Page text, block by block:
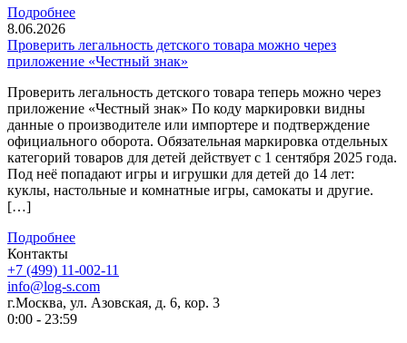
Подробнее
8.06.2026
Проверить легальность детского товара можно через
приложение «Честный знак»
Проверить легальность детского товара теперь можно через
приложение «Честный знак» По коду маркировки видны
данные о производителе или импортере и подтверждение
официального оборота. Обязательная маркировка отдельных
категорий товаров для детей действует с 1 сентября 2025 года.
Под неё попадают игры и игрушки для детей до 14 лет:
куклы, настольные и комнатные игры, самокаты и другие.
[…]
Подробнее
Контакты
+7 (499) 11-002-11
info@log-s.com
г.Москва, ул. Азовская, д. 6, кор. 3
0:00 - 23:59